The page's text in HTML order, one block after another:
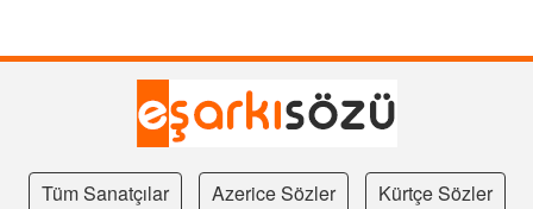
Tüm Sanatçılar Azerice Sözler
Kürtçe Sözler